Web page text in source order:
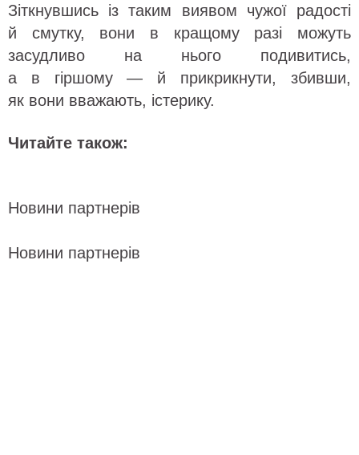
Зіткнувшись із таким виявом чужої радості
й смутку, вони в кращому разі можуть
засудливо на нього подивитись,
а в гіршому — й прикрикнути, збивши,
як вони вважають, істерику.
Читайте також:
Новини партнерів
Новини партнерів